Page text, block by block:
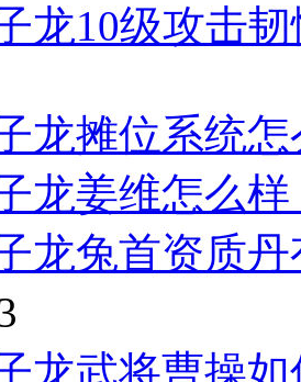
龙10级攻击
龙摊位系统
龙姜维怎么
龙兔首资质
龙武将曹操